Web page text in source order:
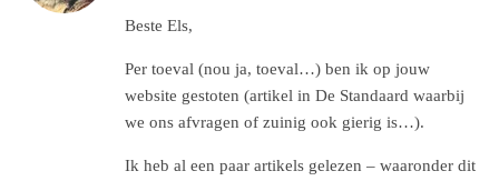
Beste Els,
Per toeval (nou ja, toeval…) ben ik op jouw
website gestoten (artikel in De Standaard waarbij
we ons afvragen of zuinig ook gierig is…).
Ik heb al een paar artikels gelezen – waaronder dit